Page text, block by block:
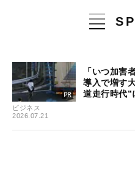
ビジネス
2026.07.21
「いつ加害
導入で増す
道走行時代”